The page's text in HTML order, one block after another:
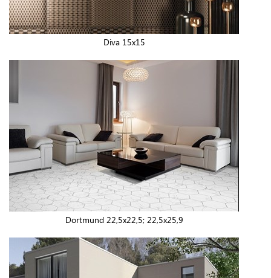
Diva 15x15
Dortmund 22,5x22,5; 22,5x25,9